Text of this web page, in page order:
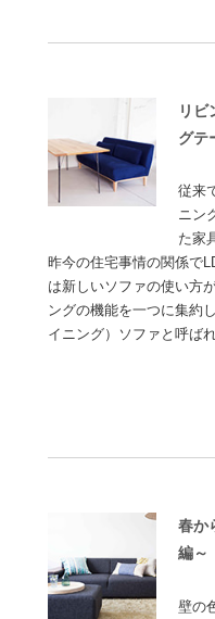
リビ
グテ
従来
ニン
た家
昨今の住宅事情の関係で
は新しいソファの使い方
ングの機能を一つに集約
イニング）ソファと呼
春か
編～
壁の